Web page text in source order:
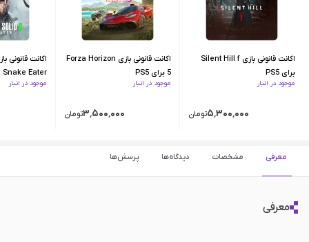
اکانت قانونی بازی Silent Hill f
برای PS5
موجود در انبار
۵٬۳۰۰٬۰۰۰تومان
اکانت قانونی بازی Forza Horizon
5 برای PS5
موجود در انبار
۳٬۵۰۰٬۰۰۰تومان
PS5
موجود در انبار
معرفی مشخصات دیدگاه‌ها پرسش‌ها
معرفی